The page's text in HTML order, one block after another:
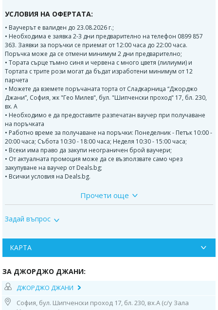
УСЛОВИЯ НА ОФЕРТАТА:
• Ваучерът е валиден до 23.08.2026 г.;
• Необходима е заявка 2-3 дни предварително на телефон 0899 857
363. Заявки за поръчки се приемат от 12:00 часа до 22:00 часа.
Поръчка може да се отмени минимум 2 дни предварително;
• Тората сърце тъмно синя и червена с много цветя (лилиуми) и
Тортата с трите рози могат да бъдат изработени минимум от 12
парчета
• Можете да вземете поръчаната торта от Сладкарница “Джорджо
Джани”, София, жк "Гео Милев", бул. "Шипченски проход" 17, бл. 230,
вх. А
• Необходимо е да предоставите разпечатан ваучер при получаване
на поръчката
• Работно време за получаване на поръчки: Понеделник - Петък 10:00 -
20:00 часа; Събота 10:30 - 18:00 часа; Неделя 10:30 - 15:00 часа;
• Всеки има право да закупи неограничен брой ваучери;
• От актуалната промоция може да се възползвате само чрез
закупуване на ваучер от Deals.bg;
• Всички условия на Deals.bg.
Тортата съдържа: италиански крем (ванилов, шоколадов, карамелен
или плодов) + фигурки от италианско захарно тесто, моделирани като
консерванти. Използват се само естествени продукти.
вкус и с усет към всеки продукт, като непрестанно радва своите малки
произвежда и продава продукти изцяло собствено производство,
като се стеми да обогатява своя асортимент от сладкарски изделия.
Винаги е пълна с нови идеи и рецепти и специално отношение към
Прочети още
Задай въпрос
КАРТА
ЗА ДЖОРДЖО ДЖАНИ:
ДЖОРДЖО ДЖАНИ
София, бул. Шипченски проход 17, бл. 230, вх.А (с/у Зала